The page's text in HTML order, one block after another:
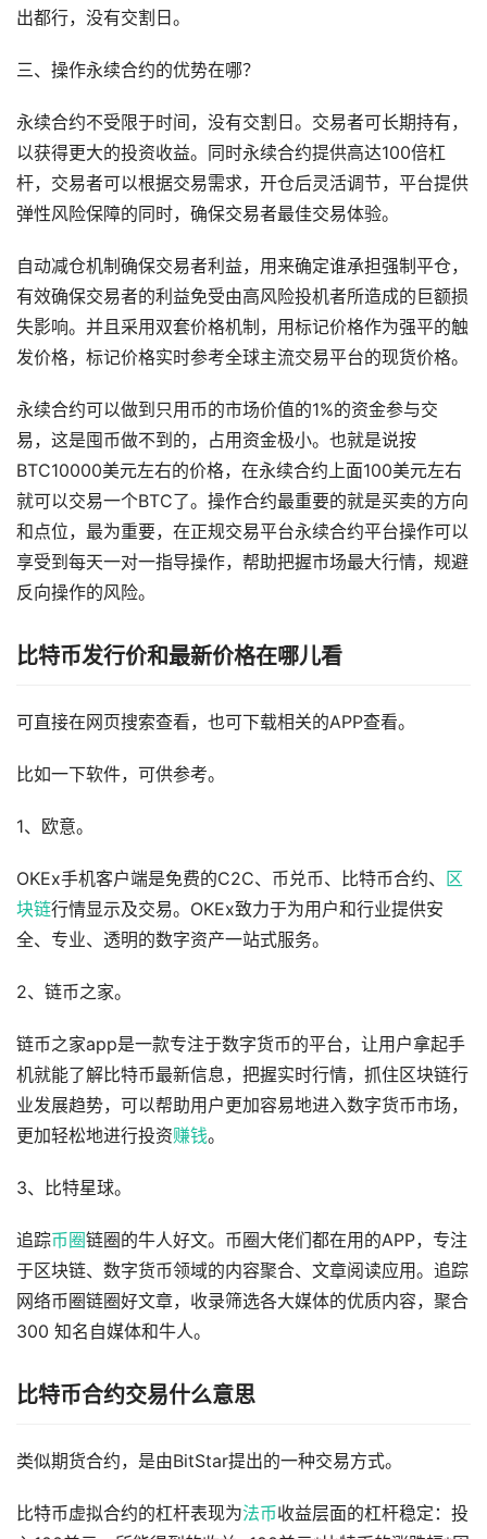
出都行，没有交割日。
三、操作永续合约的优势在哪？
永续合约不受限于时间，没有交割日。交易者可长期持有，
以获得更大的投资收益。同时永续合约提供高达100倍杠
杆，交易者可以根据交易需求，开仓后灵活调节，平台提供
弹性风险保障的同时，确保交易者最佳交易体验。
自动减仓机制确保交易者利益，用来确定谁承担强制平仓，
有效确保交易者的利益免受由高风险投机者所造成的巨额损
失影响。并且采用双套价格机制，用标记价格作为强平的触
发价格，标记价格实时参考全球主流交易平台的现货价格。
永续合约可以做到只用币的市场价值的1%的资金参与交
易，这是囤币做不到的，占用资金极小。也就是说按
BTC10000美元左右的价格，在永续合约上面100美元左右
就可以交易一个BTC了。操作合约最重要的就是买卖的方向
和点位，最为重要，在正规交易平台永续合约平台操作可以
享受到每天一对一指导操作，帮助把握市场最大行情，规避
反向操作的风险。
比特币发行价和最新价格在哪儿看
可直接在网页搜索查看，也可下载相关的APP查看。
比如一下软件，可供参考。
1、欧意。
OKEx手机客户端是免费的C2C、币兑币、比特币合约、
区
块链行情显示及交易。OKEx致力于为用户和行业提供安
全、专业、透明的数字资产一站式服务。
2、链币之家。
链币之家app是一款专注于数字货币的平台，让用户拿起手
机就能了解比特币最新信息，把握实时行情，抓住区块链行
业发展趋势，可以帮助用户更加容易地进入数字货币市场，
更加轻松地进行投资赚钱。
3、比特星球。
追踪币圈链圈的牛人好文。币圈大佬们都在用的APP，专注
于区块链、数字货币领域的内容聚合、文章阅读应用。追踪
网络币圈链圈好文章，收录筛选各大媒体的优质内容，聚合
300 知名自媒体和牛人。
比特币合约交易什么意思
类似期货合约，是由BitStar提出的一种交易方式。
比特币虚拟合约的杠杆表现为法币收益层面的杠杆稳定：投